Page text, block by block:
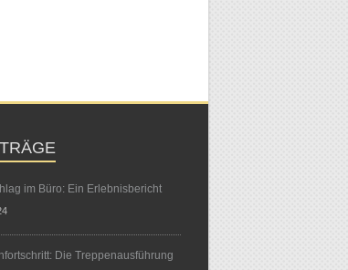
im Büro: Ein Erlebnisbericht
Die Treppenausführung